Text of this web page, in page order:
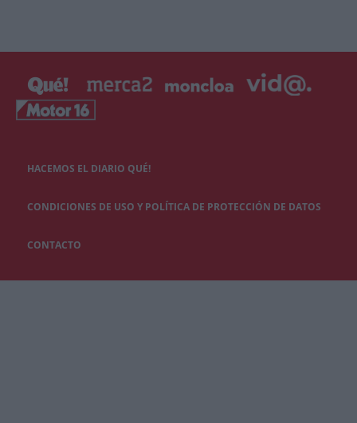
HACEMOS EL DIARIO QUÉ!
CONDICIONES DE USO Y POLÍTICA DE PROTECCIÓN DE DATOS
CONTACTO